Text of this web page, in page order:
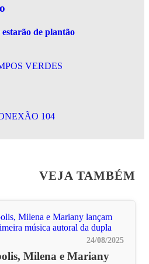
de plantão
VEJA TAMBÉM
24/08/2025
Milena e Mariany